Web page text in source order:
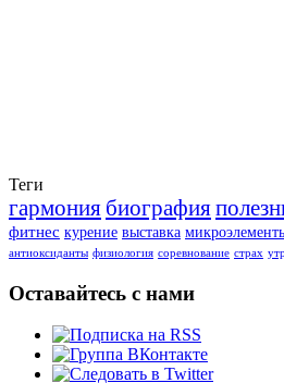
Теги
гармония биография
фитнес курение выставка
антиоксиданты физиология соревнование страх
Оставайтесь с нами